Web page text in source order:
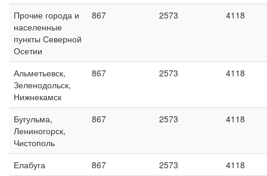
Прочие города и
населенные
пункты Северной
Осетии
867 2573 4118
Альметьевск,
Зеленодольск,
Нижнекамск
867 2573 4118
Бугульма,
Лениногорск,
Чистополь
867 2573 4118
Елабуга 867 2573
4118